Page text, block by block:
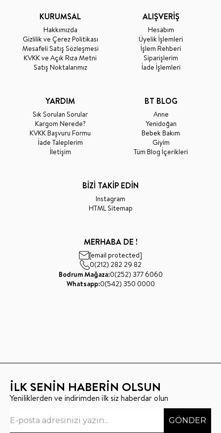
KURUMSAL
Hakkımızda
Gizlilik ve Çerez Politikası
Mesafeli Satış Sözleşmesi
KVKK ve Açık Rıza Metni
Satış Noktalarımız
ALIŞVERİŞ
Hesabım
Üyelik İşlemleri
İşlem Rehberi
Siparişlerim
İade İşlemleri
YARDIM
Sık Sorulan Sorular
Kargom Nerede?
KVKK Başvuru Formu
İade Taleplerim
İletişim
BT BLOG
Anne
Yenidoğan
Bebek Bakım
Giyim
Tüm Blog İçerikleri
BİZİ TAKİP EDİN
Instagram
HTML Sitemap
MERHABA DE !
[email protected]
0(212) 282 29 82
Bodrum Mağaza:0(252) 377 6060
Whatsapp:0(542) 350 0000
İLK SENİN HABERİN OLSUN
Yeniliklerden ve indirimden ilk siz haberdar olun
GÖNDER